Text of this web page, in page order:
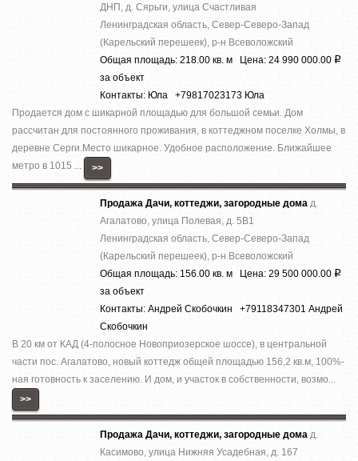
ДНП, д. Сярьги, улица Счастливая
Ленинградская область, Север-Северо-Запад
(Карельский перешеек), р-н Всеволожский
Общая площадь: 218.00 кв. м Цена: 24 990 000.00 Р
за объект
Контакты: Юла +79817023173 Юла
Продается дом с шикарной площадью для большой семьи. Дом
рассчитан для постоянного проживания, в коттеджном поселке Холмы, в
деревне Серги.Место шикарное. Удобное расположение. Ближайшее
метро в 1015 ...
>>
Продажа Дачи, коттеджи, загородные дома д.
Агалатово, улица Полевая, д. 5В1
Ленинградская область, Север-Северо-Запад
(Карельский перешеек), р-н Всеволожский
Общая площадь: 156.00 кв. м Цена: 29 500 000.00 Р
за объект
Контакты: Андрей Скобочкин +79118347301 Андрей
Скобочкин
В 20 км от КАД (4-полосное Новоприозерское шоссе), в центральной
части пос. Агалатово, новый коттедж общей площадью 156,2 кв.м, 100%-
ная готовность к заселению. И дом, и участок в собственности, возмо...
>>
Продажа Дачи, коттеджи, загородные дома д.
Касимово, улица Нижняя Усадебная, д. 167